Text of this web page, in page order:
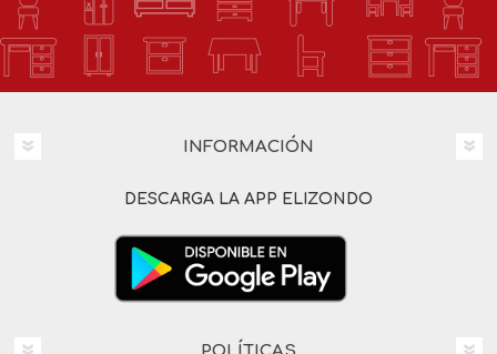
INFORMACIÓN
DESCARGA LA APP ELIZONDO